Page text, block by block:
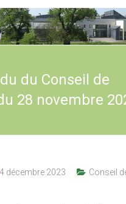
du Conseil de
28 novembre
4 décembre 2023
Conseil